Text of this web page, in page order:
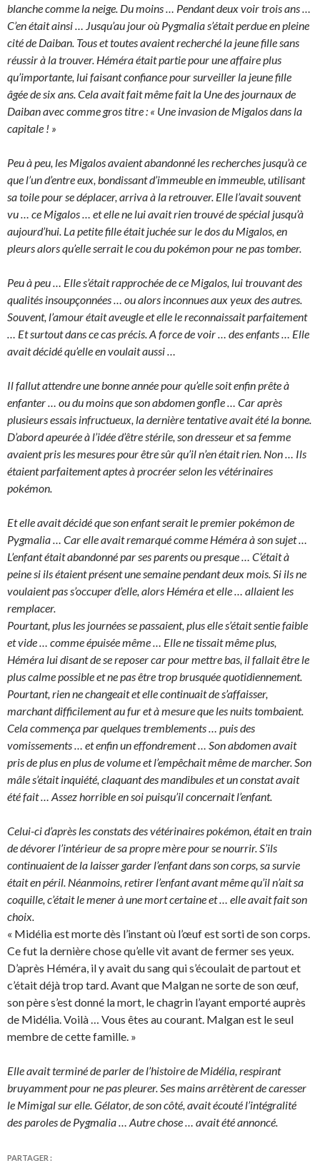
blanche comme la neige. Du moins … Pendant deux voir trois ans …
C’en était ainsi … Jusqu’au jour où Pygmalia s’était perdue en pleine
cité de Daiban. Tous et toutes avaient recherché la jeune fille sans
réussir à la trouver. Héméra était partie pour une affaire plus
qu’importante, lui faisant confiance pour surveiller la jeune fille
âgée de six ans. Cela avait fait même fait la Une des journaux de
Daiban avec comme gros titre : « Une invasion de Migalos dans la
capitale ! »
Peu à peu, les Migalos avaient abandonné les recherches jusqu’à ce
que l’un d’entre eux, bondissant d’immeuble en immeuble, utilisant
sa toile pour se déplacer, arriva à la retrouver. Elle l’avait souvent
vu … ce Migalos … et elle ne lui avait rien trouvé de spécial jusqu’à
aujourd’hui. La petite fille était juchée sur le dos du Migalos, en
pleurs alors qu’elle serrait le cou du pokémon pour ne pas tomber.
Peu à peu … Elle s’était rapprochée de ce Migalos, lui trouvant des
qualités insoupçonnées … ou alors inconnues aux yeux des autres.
Souvent, l’amour était aveugle et elle le reconnaissait parfaitement
… Et surtout dans ce cas précis. A force de voir … des enfants … Elle
avait décidé qu’elle en voulait aussi …
Il fallut attendre une bonne année pour qu’elle soit enfin prête à
enfanter … ou du moins que son abdomen gonfle … Car après
plusieurs essais infructueux, la dernière tentative avait été la bonne.
D’abord apeurée à l’idée d’être stérile, son dresseur et sa femme
avaient pris les mesures pour être sûr qu’il n’en était rien. Non … Ils
étaient parfaitement aptes à procréer selon les vétérinaires
pokémon.
Et elle avait décidé que son enfant serait le premier pokémon de
Pygmalia … Car elle avait remarqué comme Héméra à son sujet …
L’enfant était abandonné par ses parents ou presque … C’était à
peine si ils étaient présent une semaine pendant deux mois. Si ils ne
voulaient pas s’occuper d’elle, alors Héméra et elle … allaient les
remplacer.
Pourtant, plus les journées se passaient, plus elle s’était sentie faible
et vide … comme épuisée même … Elle ne tissait même plus,
Héméra lui disant de se reposer car pour mettre bas, il fallait être le
plus calme possible et ne pas être trop brusquée quotidiennement.
Pourtant, rien ne changeait et elle continuait de s’affaisser,
marchant difficilement au fur et à mesure que les nuits tombaient.
Cela commença par quelques tremblements … puis des
vomissements … et enfin un effondrement … Son abdomen avait
pris de plus en plus de volume et l’empêchait même de marcher. Son
mâle s’était inquiété, claquant des mandibules et un constat avait
été fait … Assez horrible en soi puisqu’il concernait l’enfant.
Celui-ci d’après les constats des vétérinaires pokémon, était en train
de dévorer l’intérieur de sa propre mère pour se nourrir. S’ils
continuaient de la laisser garder l’enfant dans son corps, sa survie
était en péril. Néanmoins, retirer l’enfant avant même qu’il n’ait sa
coquille, c’était le mener à une mort certaine et … elle avait fait son
choix.
« Midélia est morte dès l’instant où l’œuf est sorti de son corps.
Ce fut la dernière chose qu’elle vit avant de fermer ses yeux.
D’après Héméra, il y avait du sang qui s’écoulait de partout et
c’était déjà trop tard. Avant que Malgan ne sorte de son œuf,
son père s’est donné la mort, le chagrin l’ayant emporté auprès
de Midélia. Voilà … Vous êtes au courant. Malgan est le seul
membre de cette famille. »
Elle avait terminé de parler de l’histoire de Midélia, respirant
bruyamment pour ne pas pleurer. Ses mains arrêtèrent de caresser
le Mimigal sur elle. Gélator, de son côté, avait écouté l’intégralité
des paroles de Pygmalia … Autre chose … avait été annoncé.
PARTAGER :